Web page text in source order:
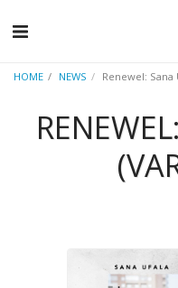
HOME NEWS Renewel: Sana